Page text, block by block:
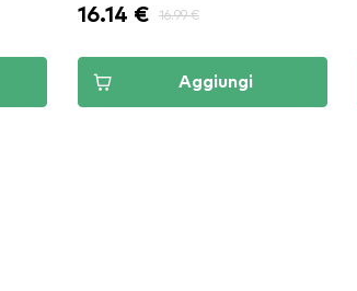
16.14 € 16.99 €
Aggiungi